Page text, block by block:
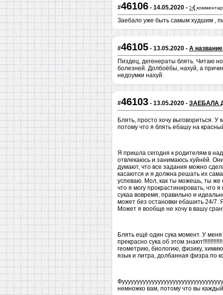
#46106 - 14.05.2020 - :-(
Заебало уже быть самым худшим ,
#46105 - 13.05.2020 - А
Пиздец, дегенераты блять. Читаю
болезней. Долбоёбы, нахуй, а
недоумки нахуй.
#46103 - 13.05.2020 - ЗАЕБАЛА
Блять, просто хочу выговориться.
потому что я блять ебашу на
Я пришла сегодня к родителям в
отвлекаюсь и занимаюсь хуйнёй.
думают, что все задания можно
касаются и я должна решать их
успеваю. Мол, как ты можешь, ты же
что я могу прокрастинировать, что
сукаа вовремя, правильно и
может без остановки ебашить 24/7. Я
Может я вообще не хочу в вашу
Блять ещё один сука момент. У меня
прекрасно сука об этом
геометрию, биологию, физику,
язык и литра, долбанная физра по
немножко вам, потому что вы